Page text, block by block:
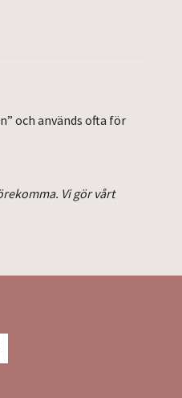
och används ofta för
Vi gör vårt